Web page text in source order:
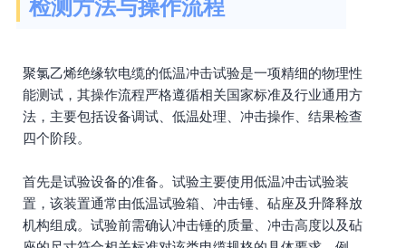
检测方法与操作流程
聚氯乙烯绝缘软电缆的低温冲击试验是一项精细的物理性
能测试，其操作流程严格遵循相关国家标准及行业通用方
法，主要包括设备调试、低温处理、冲击操作、结果检查
四个阶段。
首先是试验设备的准备。试验主要使用低温冲击试验装
置，该装置通常由低温试验箱、冲击锤、砧座及升降释放
机构组成。试验前需确认冲击锤的质量、冲击高度以及砧